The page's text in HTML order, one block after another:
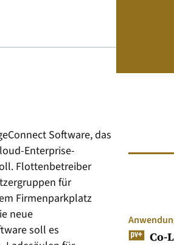
Software, das
Enterprise-
Flottenbetreiber
für
Firmenparkplatz
neue
soll es
Co-